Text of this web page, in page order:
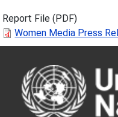
Report File (PDF)
Women Media Press